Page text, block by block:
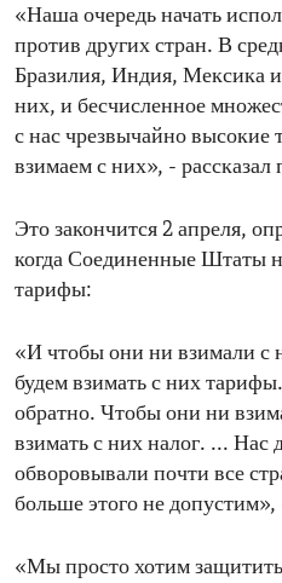
«Наша очередь начать
против других стран. В
Бразилия, Индия, Мексика
них, и бесчисленное
с нас чрезвычайно
взимаем с них», - рассказал
Это закончится 2 апреля,
когда Соединенные Штаты
тарифы:
«И чтобы они ни взимали с
будем взимать с них
обратно. Чтобы они ни
взимать с них налог. ... Нас
обворовывали почти все
больше этого не
«Мы просто хотим